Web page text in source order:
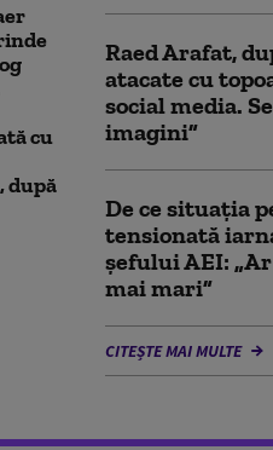
cu
după
Raed Arafat,
atacate cu
social media.
imagini”
De ce situaţia
tensionată
șefului AEI:
mai mari”
CITEȘTE MAI MULTE